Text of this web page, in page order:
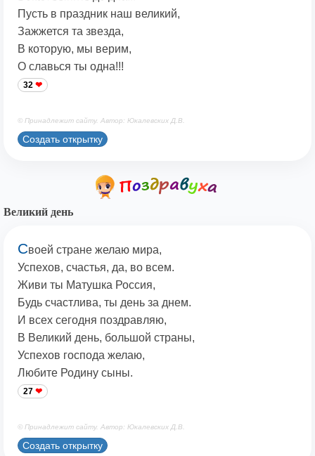
Пусть в праздник наш великий,
Зажжется та звезда,
В которую, мы верим,
О славься ты одна!!!
32
© Принадлежит сайту. Автор: Юкалевских Д.В.
Создать открытку
Великий день
Своей стране желаю мира,
Успехов, счастья, да, во всем.
Живи ты Матушка Россия,
Будь счастлива, ты день за днем.
И всех сегодня поздравляю,
В Великий день, большой страны,
Успехов господа желаю,
Любите Родину сыны.
27
© Принадлежит сайту. Автор: Юкалевских Д.В.
Создать открытку